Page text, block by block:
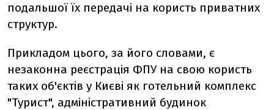
подальшої їх передачі на користь приватних
структур.
Прикладом цього, за його словами, є
незаконна реєстрація ФПУ на свою користь
таких об'єктів у Києві як готельний комплекс
"Турист", адміністративний будинок